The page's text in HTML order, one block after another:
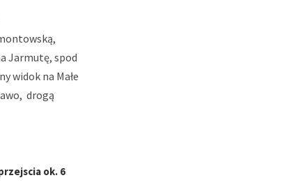
Jarmutę, spod
widok na Małe
drogą
ok. 6